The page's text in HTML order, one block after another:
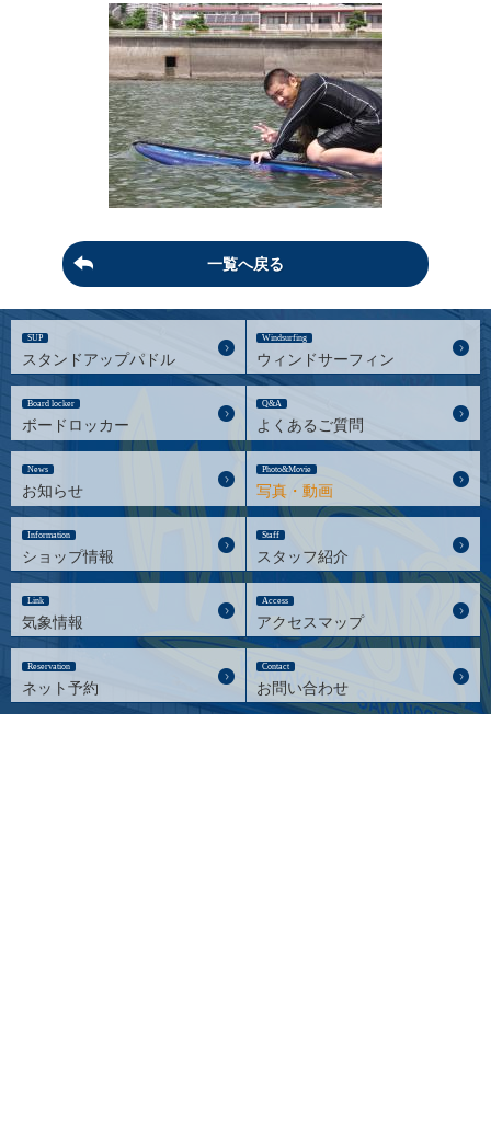
一覧へ戻る
SUP
スタンドアップパドル
Windsurfing
ウィンドサーフィン
Board locker
ボードロッカー
Q&A
よくあるご質問
News
お知らせ
Photo&Movie
写真・動画
Information
ショップ情報
Staff
スタッフ紹介
Link
気象情報
Access
アクセスマップ
Reservation
ネット予約
Contact
お問い合わせ